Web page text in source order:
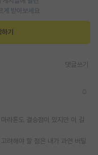
게 받아보세요
기
댓글쓰기
라톤도 결승점이 있지만 이 길
려해야 할 점은 내가 과연 버틸